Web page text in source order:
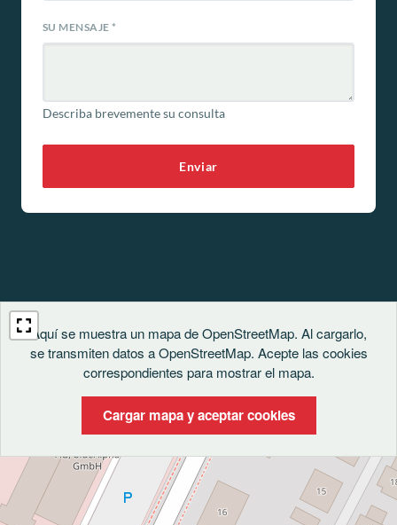
SU MENSAJE*
Describa brevemente su consulta
Enviar
Aquí se muestra un mapa de OpenStreetMap. Al cargarlo,
se transmiten datos a OpenStreetMap. Acepte las cookies
correspondientes para mostrar el mapa.
Cargar mapa y aceptar cookies